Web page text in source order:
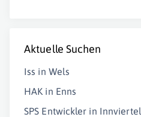
Aktuelle Suchen
Iss in Wels
HAK in Enns
SPS Entwickler in Innviertel